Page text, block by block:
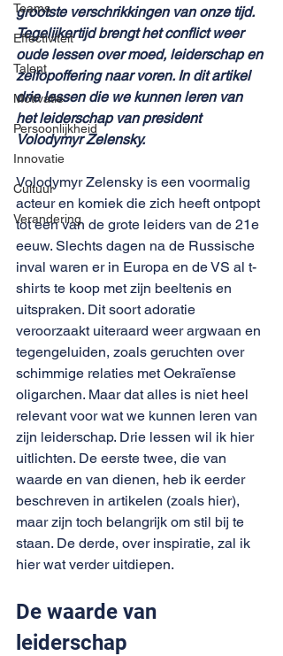
Teams
Effectiviteit
Talent
Motivatie
Persoonlijkheid
Innovatie
Cultuur
Verandering
grootste verschrikkingen van onze tijd.
Tegelijkertijd brengt het conflict weer
oude lessen over moed, leiderschap en
zelfopoffering naar voren. In dit artikel
drie lessen die we kunnen leren van
het leiderschap van president
Volodymyr Zelensky.
Volodymyr Zelensky is een voormalig
acteur en komiek die zich heeft ontpopt
tot een van de grote leiders van de 21e
eeuw. Slechts dagen na de Russische
inval waren er in Europa en de VS al t-
shirts te koop met zijn beeltenis en
uitspraken. Dit soort adoratie
veroorzaakt uiteraard weer argwaan en
tegengeluiden, zoals geruchten over
schimmige relaties met Oekraïense
oligarchen. Maar dat alles is niet heel
relevant voor wat we kunnen leren van
zijn leiderschap. Drie lessen wil ik hier
uitlichten. De eerste twee, die van
waarde en van dienen, heb ik eerder
beschreven in artikelen (zoals hier),
maar zijn toch belangrijk om stil bij te
staan. De derde, over inspiratie, zal ik
hier wat verder uitdiepen.
De waarde van
leiderschap